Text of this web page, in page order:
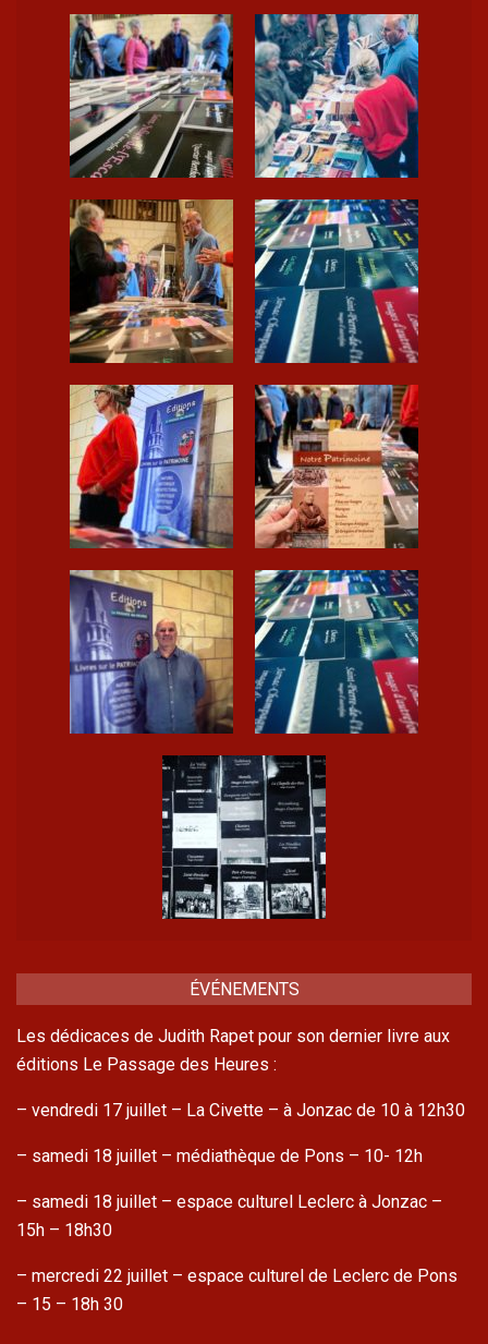
ÉVÉNEMENTS
Les dédicaces de Judith Rapet pour son dernier livre aux
éditions Le Passage des Heures :
– vendredi 17 juillet – La Civette – à Jonzac de 10 à 12h30
– samedi 18 juillet – médiathèque de Pons – 10- 12h
– samedi 18 juillet – espace culturel Leclerc à Jonzac –
15h – 18h30
– mercredi 22 juillet – espace culturel de Leclerc de Pons
– 15 – 18h 30